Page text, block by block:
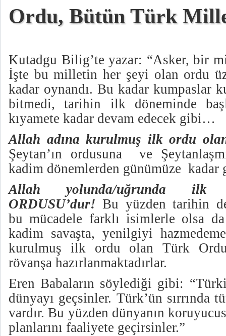
Ordu, Bütün Türk
Kutadgu Bilig’te yazar: “Asker, bir
İşte bu milletin her şeyi olan ordu
kadar oynandı. Bu kadar kumpaslar
bitmedi, tarihin ilk döneminde
kıyamete kadar devam edecek gibi…
Allah adına kurulmuş ilk ordu
Şeytan’ın ordusuna ve
kadim dönemlerden günümüze kadar
Allah yolunda/uğrunda ilk
ORDUSU’dur! Bu yüzden tarihin
bu mücadele farklı isimlerle olsa
kadim savaşta, yenilgiyi
kurulmuş ilk ordu olan Türk
rövanşa hazırlanmaktadırlar.
Eren Babaların söylediği gibi:
dünyayı geçsinler. Türk’ün sırrında
vardır. Bu yüzden dünyanın
planlarını faaliyete geçirsinler.”